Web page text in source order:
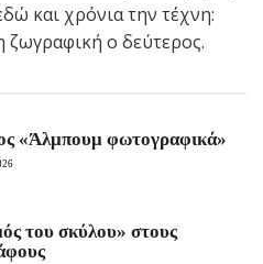
και χρόνια την τέχνη:
ο δεύτερος.
«Άλμπουμ φωτογραφικά»
του σκύλου» στους